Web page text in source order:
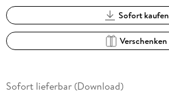
Sofort kaufen
Verschenken
Sofort lieferbar (Download)